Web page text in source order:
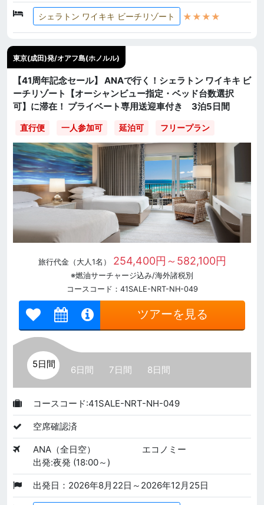
シェラトン ワイキキ ビーチリゾート ★★★★
東京(成田)発/オアフ島(ホノルル)
【41周年記念セール】 ANAで行く！シェラトン ワイキキ ビ
ーチリゾート【オーシャンビュー指定・ベッド台数選択
可】に滞在！ プライベート専用送迎車付き 3泊5日間
直行便 一人参加可 延泊可 フリープラン
旅行代金（大人1名） 254,400円～582,100円
※燃油サーチャージ込み/海外諸税別
コースコード：41SALE-NRT-NH-049
ツアーを見る
5日間
6日間 7日間 8日間
コースコード:41SALE-NRT-NH-049
空席確認済
ANA（全日空）
エコノミー
出発:夜発 (18:00～)
出発日：2026年8月22日～2026年12月25日